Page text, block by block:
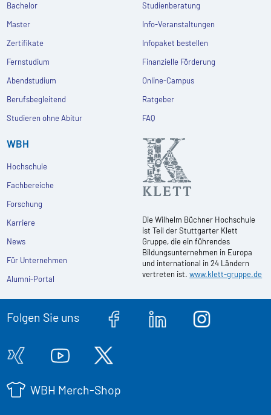
Bachelor
Master
Zertifikate
Fernstudium
Abendstudium
Berufsbegleitend
Studieren ohne Abitur
Studienberatung
Info-Veranstaltungen
Infopaket bestellen
Finanzielle Förderung
Online-Campus
Ratgeber
FAQ
WBH
Hochschule
Fachbereiche
Forschung
Karriere
News
Für Unternehmen
Alumni-Portal
Die Wilhelm Büchner Hochschule
ist Teil der Stuttgarter Klett
Gruppe, die ein führendes
Bildungsunternehmen in Europa
und international in 24 Ländern
vertreten ist.www.klett-gruppe.de
Folgen Sie uns
WBH Merch-Shop